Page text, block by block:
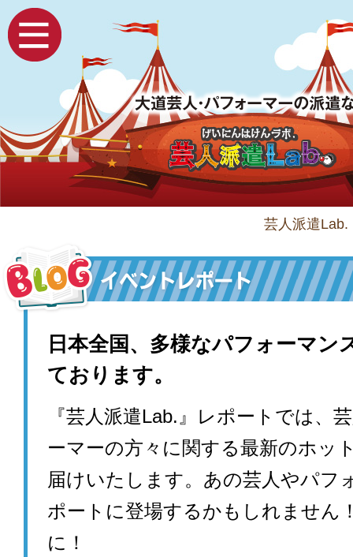
芸人派遣Lab.
日本全国、多様なパフォーマン
ております。
『芸人派遣Lab.』レポートでは、
ーマーの方々に関する最新のホッ
届けいたします。あの芸人やパフ
ポートに登場するかもしれません
に！